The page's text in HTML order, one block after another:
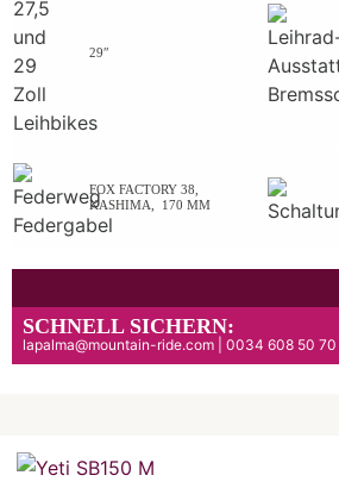
29″
FOX FACTORY 38,
KASHIMA, 170 MM
SCHNELL SICHERN:
lapalma@mountain-ride.com | 0034 608 50 70